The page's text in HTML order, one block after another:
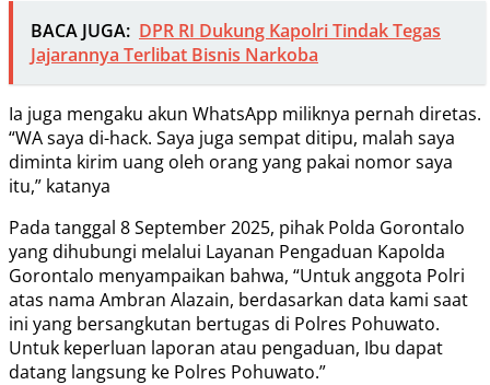
BACA JUGA: DPR RI Dukung Kapolri Tindak Tegas
Jajarannya Terlibat Bisnis Narkoba
Ia juga mengaku akun WhatsApp miliknya pernah diretas.
“WA saya di-hack. Saya juga sempat ditipu, malah saya
diminta kirim uang oleh orang yang pakai nomor saya
itu,” katanya
Pada tanggal 8 September 2025, pihak Polda Gorontalo
yang dihubungi melalui Layanan Pengaduan Kapolda
Gorontalo menyampaikan bahwa, “Untuk anggota Polri
atas nama Ambran Alazain, berdasarkan data kami saat
ini yang bersangkutan bertugas di Polres Pohuwato.
Untuk keperluan laporan atau pengaduan, Ibu dapat
datang langsung ke Polres Pohuwato.”